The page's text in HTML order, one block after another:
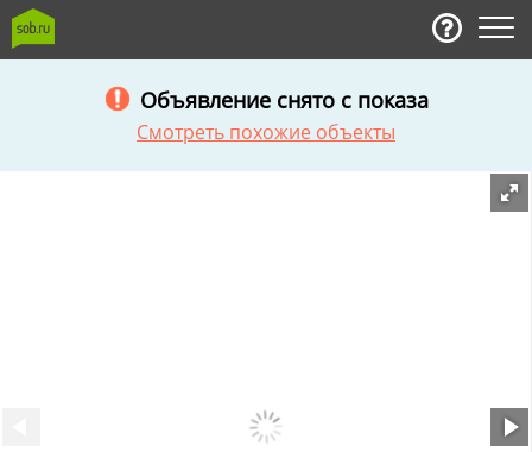
Объявление снято с показа
Смотреть похожие объекты